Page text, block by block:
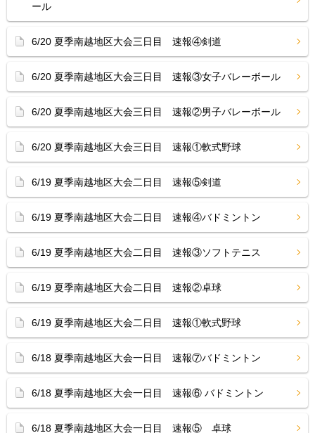
ール
6/20 夏季南越地区大会三日目 速報④剣道
6/20 夏季南越地区大会三日目 速報③女子バレーボール
6/20 夏季南越地区大会三日目 速報②男子バレーボール
6/20 夏季南越地区大会三日目 速報①軟式野球
6/19 夏季南越地区大会二日目 速報⑤剣道
6/19 夏季南越地区大会二日目 速報④バドミントン
6/19 夏季南越地区大会二日目 速報③ソフトテニス
6/19 夏季南越地区大会二日目 速報②卓球
6/19 夏季南越地区大会二日目 速報①軟式野球
6/18 夏季南越地区大会一日目 速報⑦バドミントン
6/18 夏季南越地区大会一日目 速報⑥ バドミントン
6/18 夏季南越地区大会一日目 速報⑤ 卓球